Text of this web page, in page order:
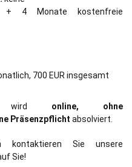
4 Monate kostenfreie
700 EUR insgesamt
wird online, ohne
Präsenzpflicht absolviert.
kontaktieren Sie unsere
Sie!